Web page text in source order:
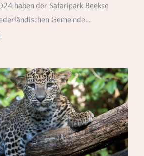
haben der Safaripark Beekse
Gemeinde